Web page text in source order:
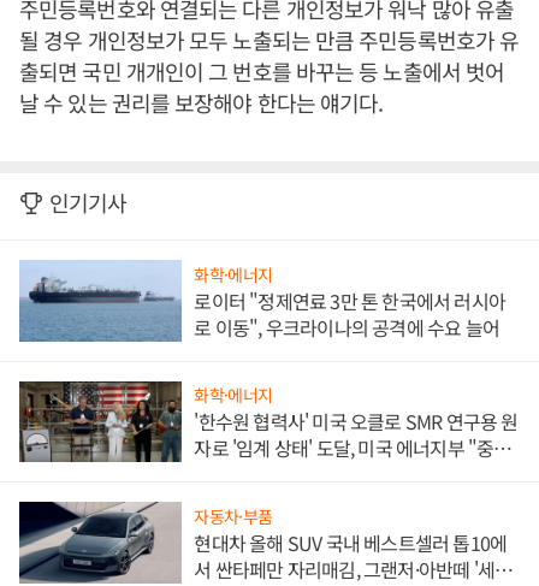
주민등록번호와 연결되는 다른 개인정보가 워낙 많아 유출
될 경우 개인정보가 모두 노출되는 만큼 주민등록번호가 유
출되면 국민 개개인이 그 번호를 바꾸는 등 노출에서 벗어
날 수 있는 권리를 보장해야 한다는 얘기다.
인기기사
화학·에너지
로이터 "정제연료 3만 톤 한국에서 러시아
로 이동", 우크라이나의 공격에 수요 늘어
화학·에너지
'한수원 협력사' 미국 오클로 SMR 연구용 원
자로 '임계 상태' 도달, 미국 에너지부 "중요
자동차·부품
현대차 올해 SUV 국내 베스트셀러 톱10에
서 싼타페만 자리매김, 그랜저·아반떼 '세단